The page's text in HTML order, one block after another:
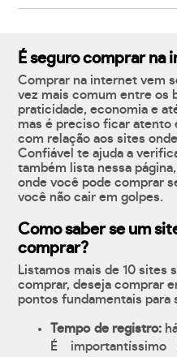
É seguro comprar na
Comprar na internet vem
vez mais comum entre os
praticidade, economia e
mas é preciso ficar
com relação aos sites
Confiável te ajuda a
também lista nessa
onde você pode comprar
você não cair em golpes.
Como saber se um
comprar?
Listamos mais de 10 sites
comprar, deseja comprar
pontos fundamentais para
Tempo de registro:
É